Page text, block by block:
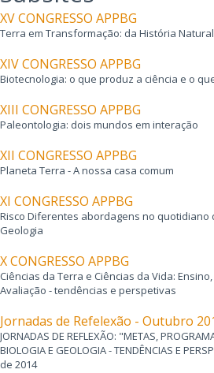
XV CONGRESSO APPBG
Terra em Transformação: da História
XIV CONGRESSO APPBG
Biotecnologia: o que produz a ciência e o
XIII CONGRESSO APPBG
Paleontologia: dois mundos em interação
XII CONGRESSO APPBG
Planeta Terra - A nossa casa comum
XI CONGRESSO APPBG
Risco Diferentes abordagens no quotidiano
Geologia
X CONGRESSO APPBG
Ciências da Terra e Ciências da Vida:
Avaliação - tendências e perspetivas
Jornadas de Refelexão - Outubro
JORNADAS DE REFLEXÃO: "METAS,
BIOLOGIA E GEOLOGIA - TENDÊNCIAS E
de 2014